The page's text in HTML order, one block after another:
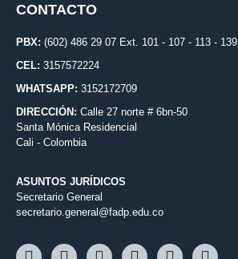
CONTACTO
PBX: (602) 486 29 07 Ext. 101 - 107 - 113 - 139
CEL: 3157572224
WHATSAPP: 3152172709
DIRECCIÓN: Calle 27 norte # 6bn-50
Santa Mónica Residencial
Cali - Colombia
ASUNTOS JURÍDICOS
Secretario General
secretario.general@fadp.edu.co